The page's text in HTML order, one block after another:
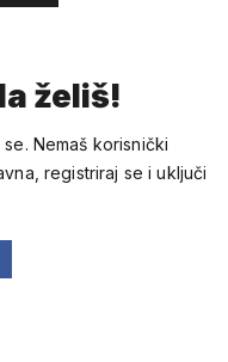
želiš!
Nemaš korisnički
registriraj se i uključi